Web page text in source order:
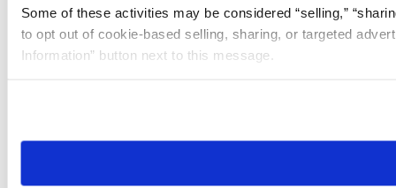
Some of these activities may be considered “selling,”
to opt out of cookie-based selling, sharing, or targeted
Information” button next to this message.
need to be set again.